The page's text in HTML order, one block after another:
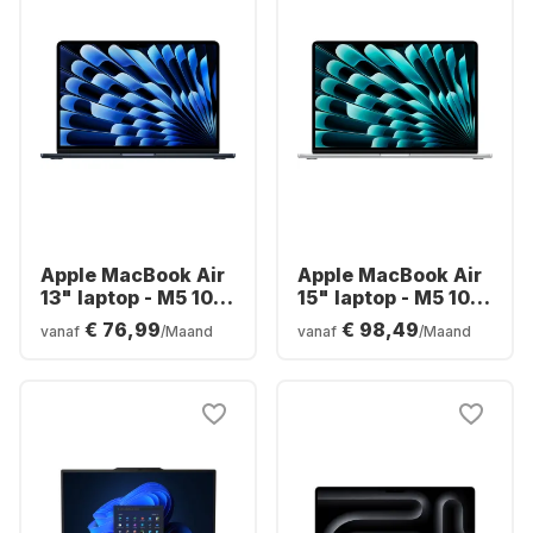
Apple MacBook Air
13" laptop - M5 10-
core - 16 GB - 1 TB
SSD - 10-core CPU -
vanaf € 76,99/Maand
Apple MacBook Air
15" laptop - M5 10-
core - 24 GB - 1 TB
SSD - 10-core CPU -
vanaf € 98,49/Maand